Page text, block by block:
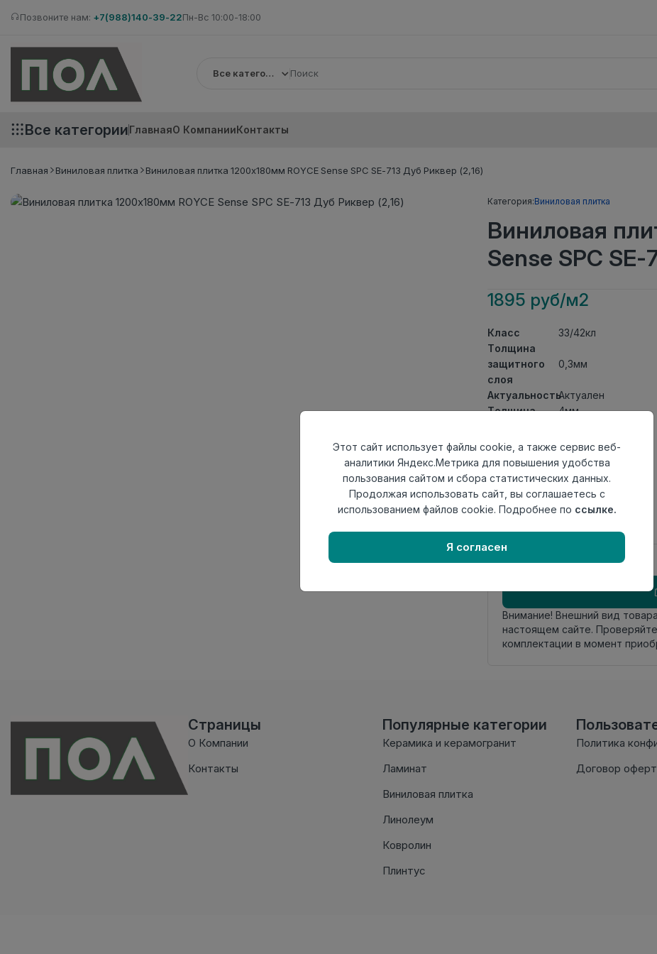
Позвоните нам: +7(988)140-39-22Пн-Вс 10:00-18:00
Все категории
Все категорииГлавнаяО КомпанииКонтакты
Главная Виниловая плитка Виниловая плитка 1200x180мм ROYCE Sense SPC SE-713 Дуб Риквер (2,16)
Категория:Виниловая плитка
Виниловая
Sense SPC SE-
1895 руб/м2
Класс
33/42кл
Толщина
защитного
слоя
0,3мм
АктуальностьАктуален
Толщина
4мм
доски
до +27 градусов
укладки
Замковый метод
Фаска
происхождения
Осталось25 упак
Внимание! Внешний вид
настоящем сайте.
комплектации в момент
Страницы
О Компании
Контакты
Популярные категории
Керамика и керамогранит
Ламинат
Виниловая плитка
Линолеум
Ковролин
Плинтус
Политика
Договор
Этот сайт использует файлы cookie, а также сервис веб-
аналитики Яндекс.Метрика для повышения удобства
пользования сайтом и сбора статистических данных.
Продолжая использовать сайт, вы соглашаетесь с
использованием файлов cookie. Подробнее по ссылке.
Я согласен